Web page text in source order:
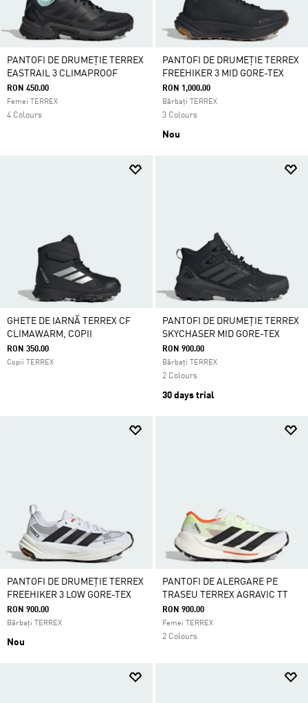
PANTOFI DE DRUMEȚIE TERREX
EASTRAIL 3 CLIMAPROOF
RON 450.00
Femei TERREX
4 Colours
PANTOFI DE DRUMEȚIE TERREX
FREEHIKER 3 MID GORE-TEX
RON 1,000.00
Bărbați TERREX
3 Colours
Nou
GHETE DE IARNĂ TERREX CF
CLIMAWARM, COPII
RON 350.00
Copii TERREX
PANTOFI DE DRUMEȚIE TERREX
SKYCHASER MID GORE-TEX
RON 900.00
Bărbați TERREX
2 Colours
30 days trial
PANTOFI DE DRUMEȚIE TERREX
FREEHIKER 3 LOW GORE-TEX
RON 900.00
Bărbați TERREX
Nou
PANTOFI DE ALERGARE PE
TRASEU TERREX AGRAVIC TT
RON 900.00
Femei TERREX
2 Colours